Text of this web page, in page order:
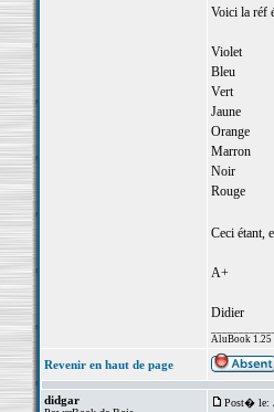
Voici la réf
Violet
Bleu
Vert
Jaune
Orange
Marron
Noir
Rouge
Ceci étant,
A+
Didier
AluBook 1.25
Revenir en haut de page
didgar Post� le: